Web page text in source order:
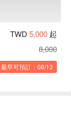
TWD 5,000 起
8,000
最早可預訂：08/13